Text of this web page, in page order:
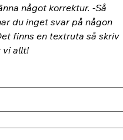
något korrektur. -Så
du inget svar på någon
finns en textruta så skriv
vi allt!